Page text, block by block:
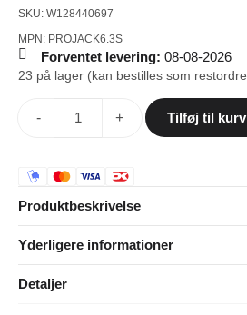
SKU: W128440697
MPN: PROJACK6.3S
Forventet levering: 08-08-2026
23 på lager (kan bestilles som
- + Tilføj til kurv
Produktbeskrivelse
Yderligere informationer
Detaljer